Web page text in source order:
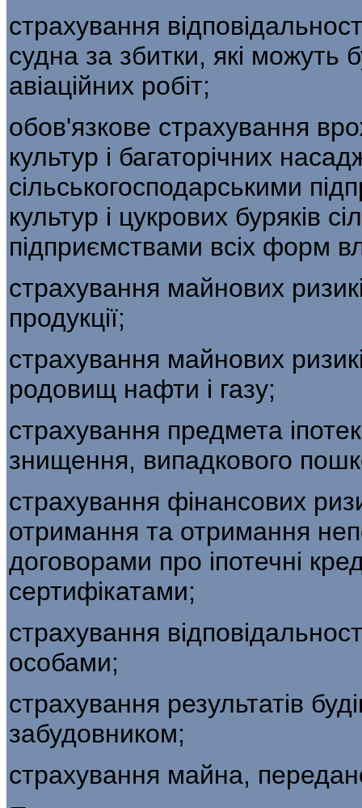
страхування
судна за збитки, які можуть
авіаційних робіт;
обов'язкове страхування
культур і багаторічних
сільськогосподарськими
культур і цукрових буряків
підприємствами всіх форм
страхування майнових
продукції;
страхування майнових
родовищ нафти і газу;
страхування предмета
знищення, випадкового
страхування фінансових
отри­мання та отримання
договорами про іпотечні
сертифікатами;
страхування
особами;
страхування результатів
забудовником;
страхування майна,